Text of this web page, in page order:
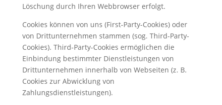
Löschung durch Ihren Webbrowser erfolgt.
Cookies können von uns (First-Party-Cookies) oder
von Drittunternehmen stammen (sog. Third-Party-
Cookies). Third-Party-Cookies ermöglichen die
Einbindung bestimmter Dienstleistungen von
Drittunternehmen innerhalb von Webseiten (z. B.
Cookies zur Abwicklung von
Zahlungsdienstleistungen).